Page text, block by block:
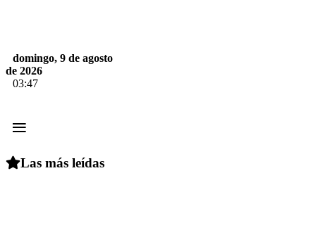
domingo, 9 de agosto
de 2026
03:47
≡
Las más leídas